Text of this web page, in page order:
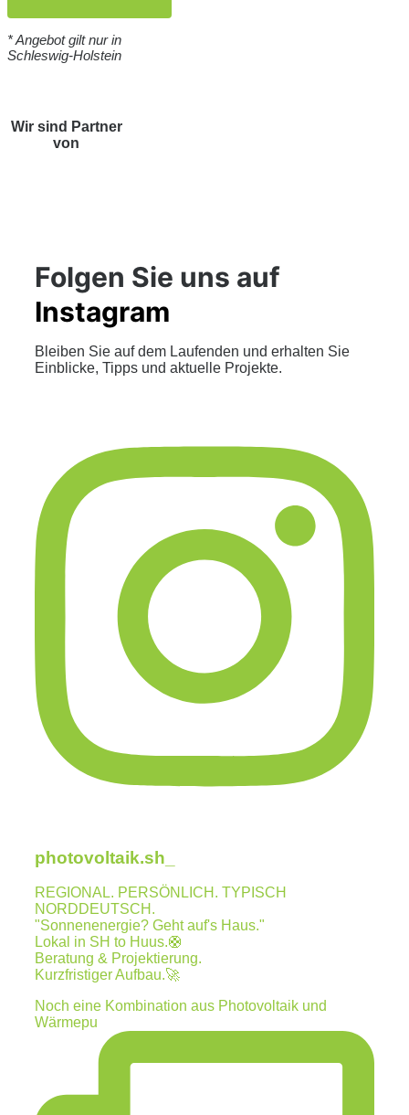
* Angebot gilt nur in
Schleswig-Holstein
Wir sind Partner
von
Folgen Sie uns auf
Instagram
Bleiben Sie auf dem Laufenden und erhalten Sie
Einblicke, Tipps und aktuelle Projekte.
photovoltaik.sh_
REGIONAL. PERSÖNLICH. TYPISCH
NORDDEUTSCH.
"Sonnenenergie? Geht auf's Haus."
Lokal in SH to Huus.🛟
Beratung & Projektierung.
Kurzfristiger Aufbau.🚀
Noch eine Kombination aus Photovoltaik und
Wärmepu